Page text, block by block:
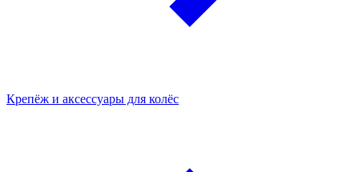
Крепёж и аксессуары для колёс